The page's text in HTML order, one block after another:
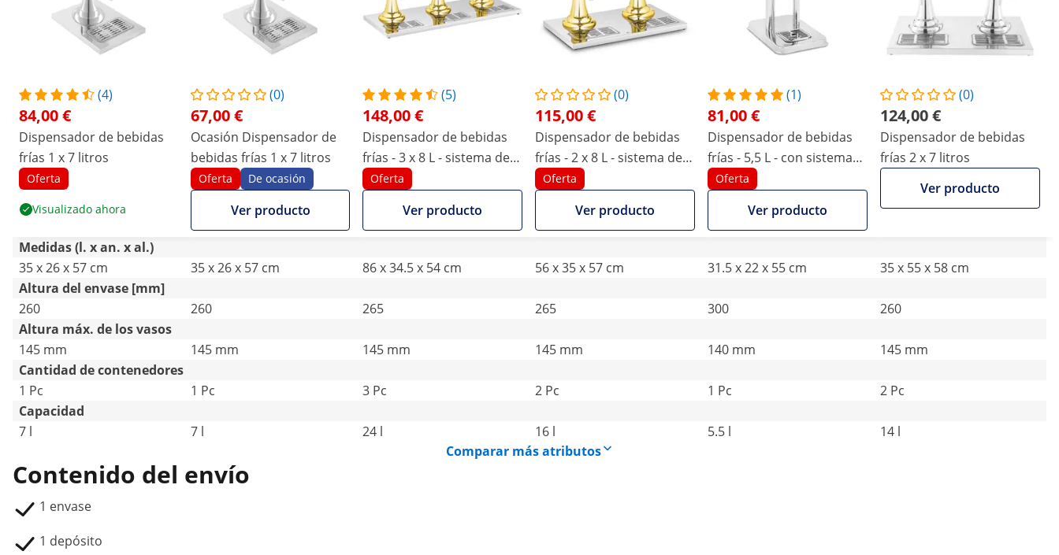
(4)
84,00 €
Dispensador de bebidas
frías 1 x 7 litros
Oferta
Visualizado ahora
(0)
67,00 €
Ocasión Dispensador de
bebidas frías 1 x 7 litros
Oferta De ocasión
Ver producto
(5)
148,00 €
Dispensador de bebidas
frías - 3 x 8 L - sistema de
enfriamiento
Oferta
Ver producto
(0)
115,00 €
Dispensador de bebidas
frías - 2 x 8 L - sistema de
enfriamiento
Oferta
Ver producto
(1)
81,00 €
Dispensador de bebidas
frías - 5,5 L - con sistema
de refrigeración - acero
inoxidable/plástico - Royal
Catering
Oferta
Ver producto
(0)
124,00 €
Dispensador de bebidas
frías 2 x 7 litros
Ver producto
Medidas (l. x an. x al.)
35 x 26 x 57 cm
35 x 26 x 57 cm 86 x 34.5 x 54 cm 56 x 35 x 57 cm 31.5 x 22 x 55 cm
35 x 55 x 58 cm
Altura del envase [mm]
260
260 265 265 300
260
Altura máx. de los vasos
145 mm
145 mm 145 mm 145 mm 140 mm
145 mm
Cantidad de contenedores
1 Pc
1 Pc 3 Pc 2 Pc 1 Pc
2 Pc
Capacidad
7 l
7 l 24 l 16 l 5.5 l
14 l
Comparar más atributos
Contenido del envío
1 envase
1 depósito